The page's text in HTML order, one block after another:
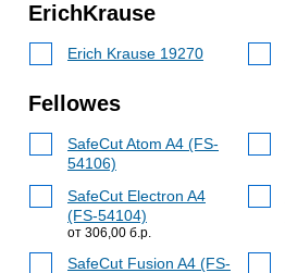
ErichKrause
Erich Krause 19270
Fellowes
SafeCut Atom A4 (FS-
54106)
SafeCut Electron A4
(FS-54104)
от 306,00 б.р.
SafeCut Fusion A4 (FS-